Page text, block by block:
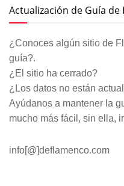
Actualización de Guía de
¿Conoces algún sitio de
guía?.
¿El sitio ha cerrado?
¿Los datos no están
Ayúdanos a mantener la
mucho más fácil, sin ella,
info[@]deflamenco.com